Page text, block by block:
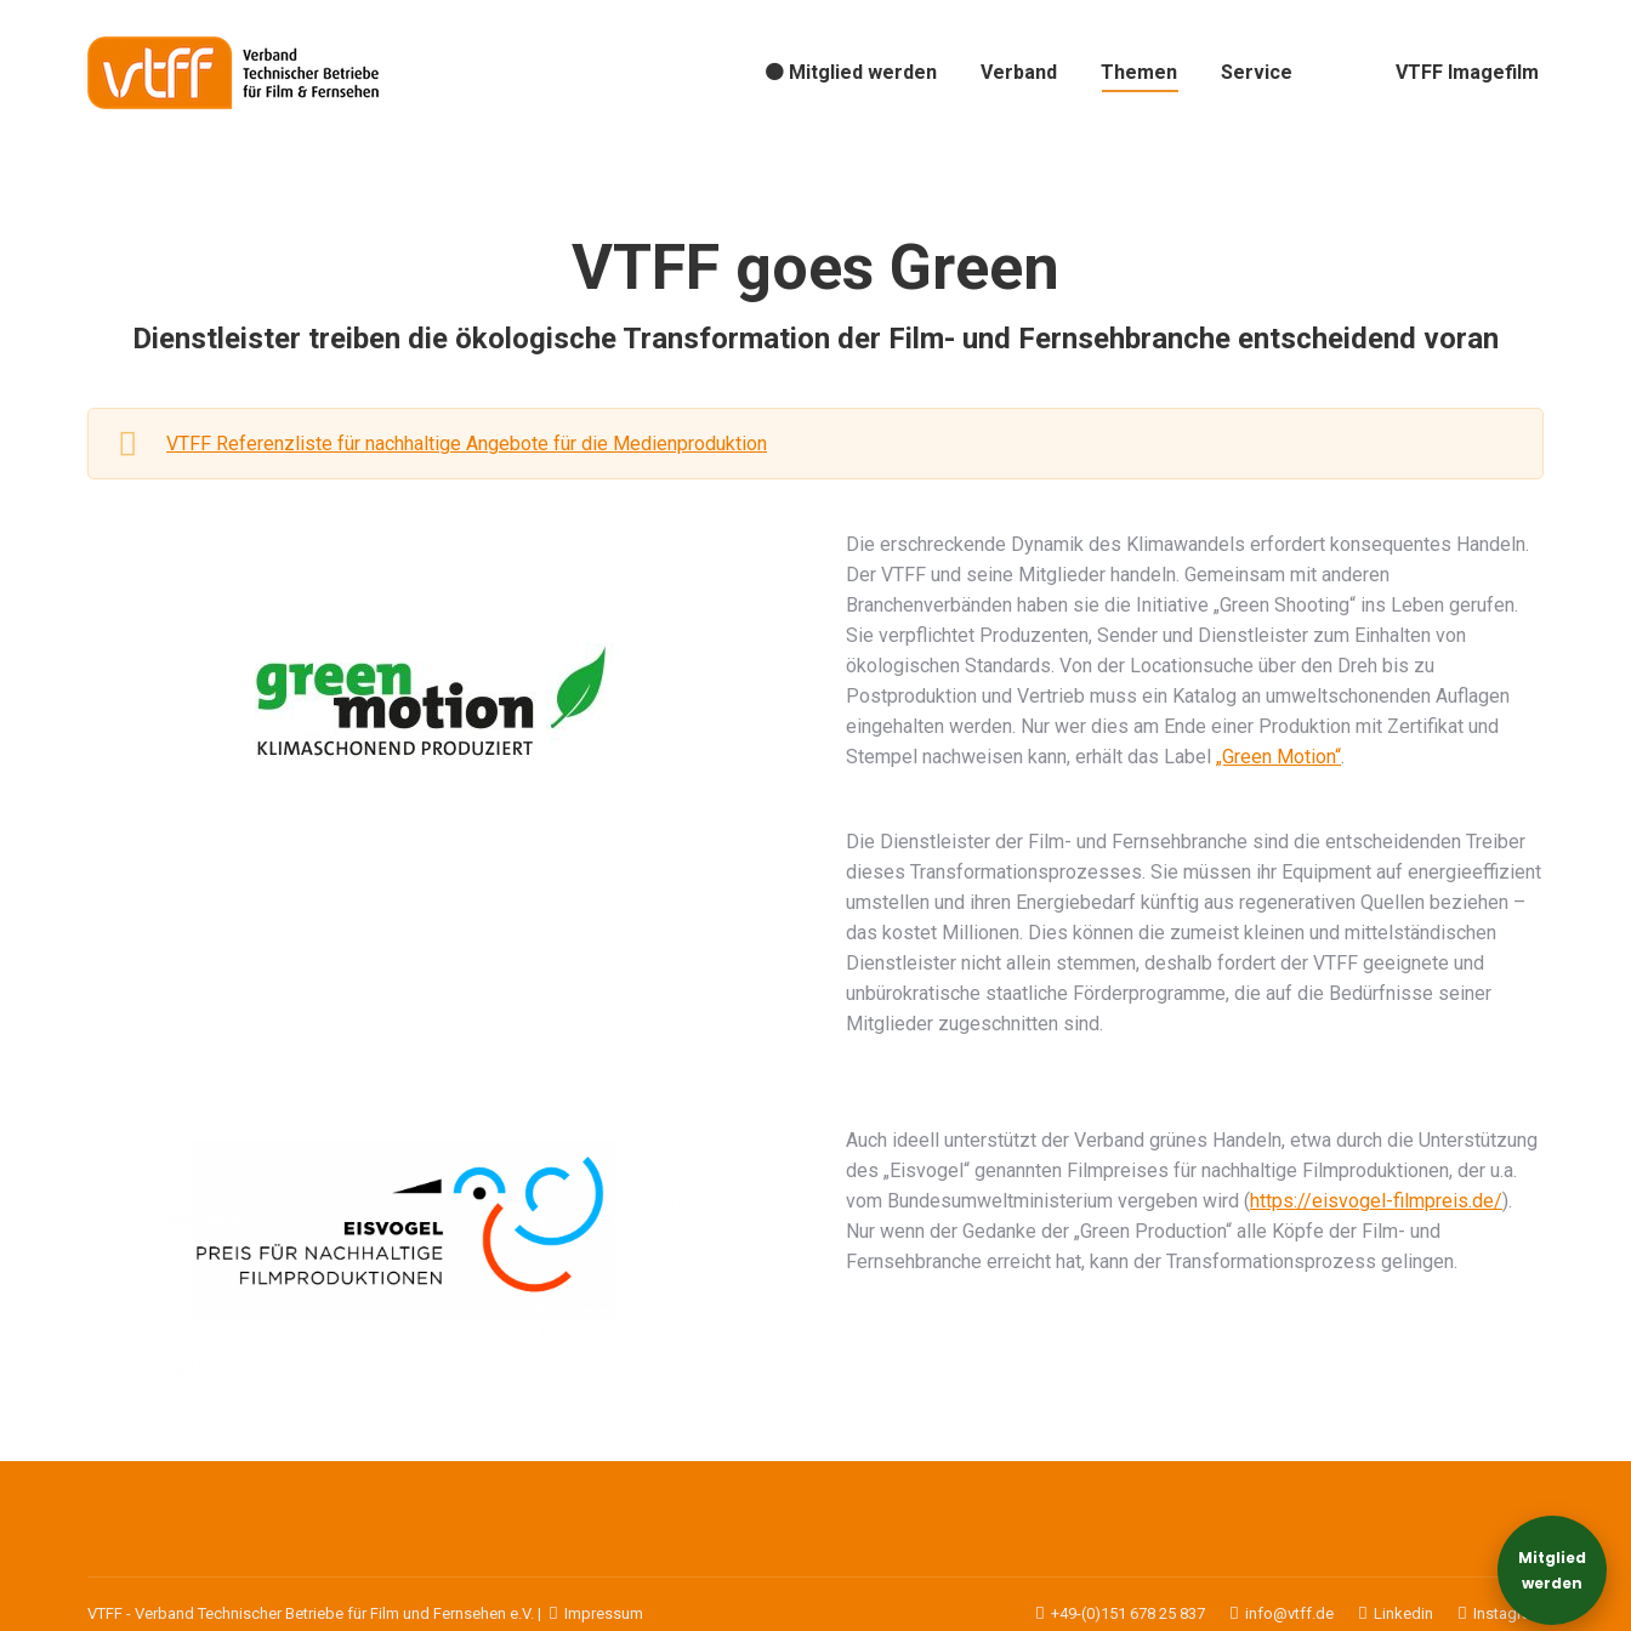
🟠 Mitglied werden Verband Themen Service VTFF Imagefilm
VTFF goes Green
Dienstleister treiben die ökologische Transformation der Film- und Fernsehbranche entscheidend voran
VTFF Referenzliste für nachhaltige Angebote für die Medienproduktion
Die erschreckende Dynamik des Klimawandels erfordert konsequentes Handeln.
Der VTFF und seine Mitglieder handeln. Gemeinsam mit anderen
Branchenverbänden haben sie die Initiative „Green Shooting“ ins Leben gerufen.
Sie verpflichtet Produzenten, Sender und Dienstleister zum Einhalten von
ökologischen Standards. Von der Locationsuche über den Dreh bis zu
Postproduktion und Vertrieb muss ein Katalog an umweltschonenden Auflagen
eingehalten werden. Nur wer dies am Ende einer Produktion mit Zertifikat und
Stempel nachweisen kann, erhält das Label „Green Motion“.
Die Dienstleister der Film- und Fernsehbranche sind die entscheidenden Treiber
dieses Transformationsprozesses. Sie müssen ihr Equipment auf energieeffizient
umstellen und ihren Energiebedarf künftig aus regenerativen Quellen beziehen –
das kostet Millionen. Dies können die zumeist kleinen und mittelständischen
Dienstleister nicht allein stemmen, deshalb fordert der VTFF geeignete und
unbürokratische staatliche Förderprogramme, die auf die Bedürfnisse seiner
Mitglieder zugeschnitten sind.
Auch ideell unterstützt der Verband grünes Handeln, etwa durch die Unterstützung
des „Eisvogel“ genannten Filmpreises für nachhaltige Filmproduktionen, der u.a.
vom Bundesumweltministerium vergeben wird (https://eisvogel-filmpreis.de/).
Nur wenn der Gedanke der „Green Production“ alle Köpfe der Film- und
Fernsehbranche erreicht hat, kann der Transformationsprozess gelingen.
Mitglied
werden
VTFF - Verband Technischer Betriebe für Film und Fernsehen e.V. | Impressum +49-(0)151 678 25 837 info@vtff.de Linkedin Instagram